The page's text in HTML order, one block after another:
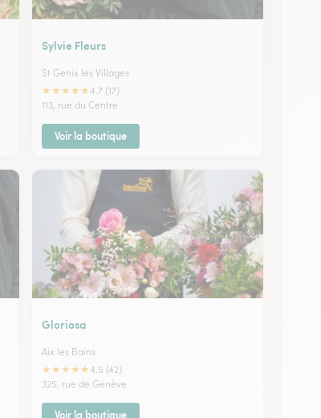
Sylvie Fleurs
St Genix les Villages
★★★★★4.7 (17)
113, rue du Centre
Voir la boutique
Gloriosa
Aix les Bains
★★★★★4.5 (42)
325, rue de Genève
Voir la boutique